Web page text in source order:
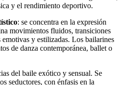
y el rendimiento deportivo.
: se concentra en la expresión
movimientos fluidos, transiciones
emotivas y estilizadas. Los bailarines
de danza contemporánea, ballet o
del baile exótico y sensual. Se
seductores, con énfasis en la